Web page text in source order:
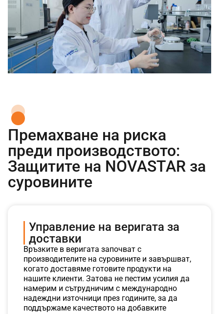
Премахване на риска
преди производството:
Защитите на NOVASTAR за
суровините
Управление на веригата за
доставки
Връзките в веригата започват с
производителите на суровините и завършват,
когато доставяме готовите продукти на
нашите клиенти. Затова не пестим усилия да
намерим и сътрудничим с международно
надеждни източници през годините, за да
поддържаме качеството на добавките